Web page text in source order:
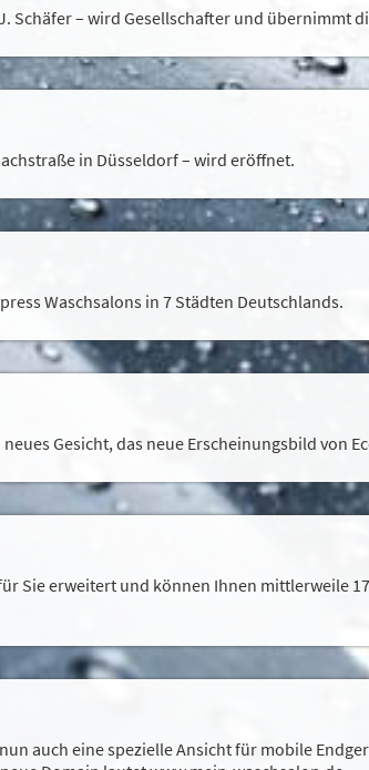
Schäfer – wird Gesellschafter und übernimmt
in Düsseldorf – wird eröffnet.
Waschsalons in 7 Städten Deutschlands.
Gesicht, das neue Erscheinungsbild von
Sie erweitert und können Ihnen mittlerweile
auch eine spezielle Ansicht für mobile